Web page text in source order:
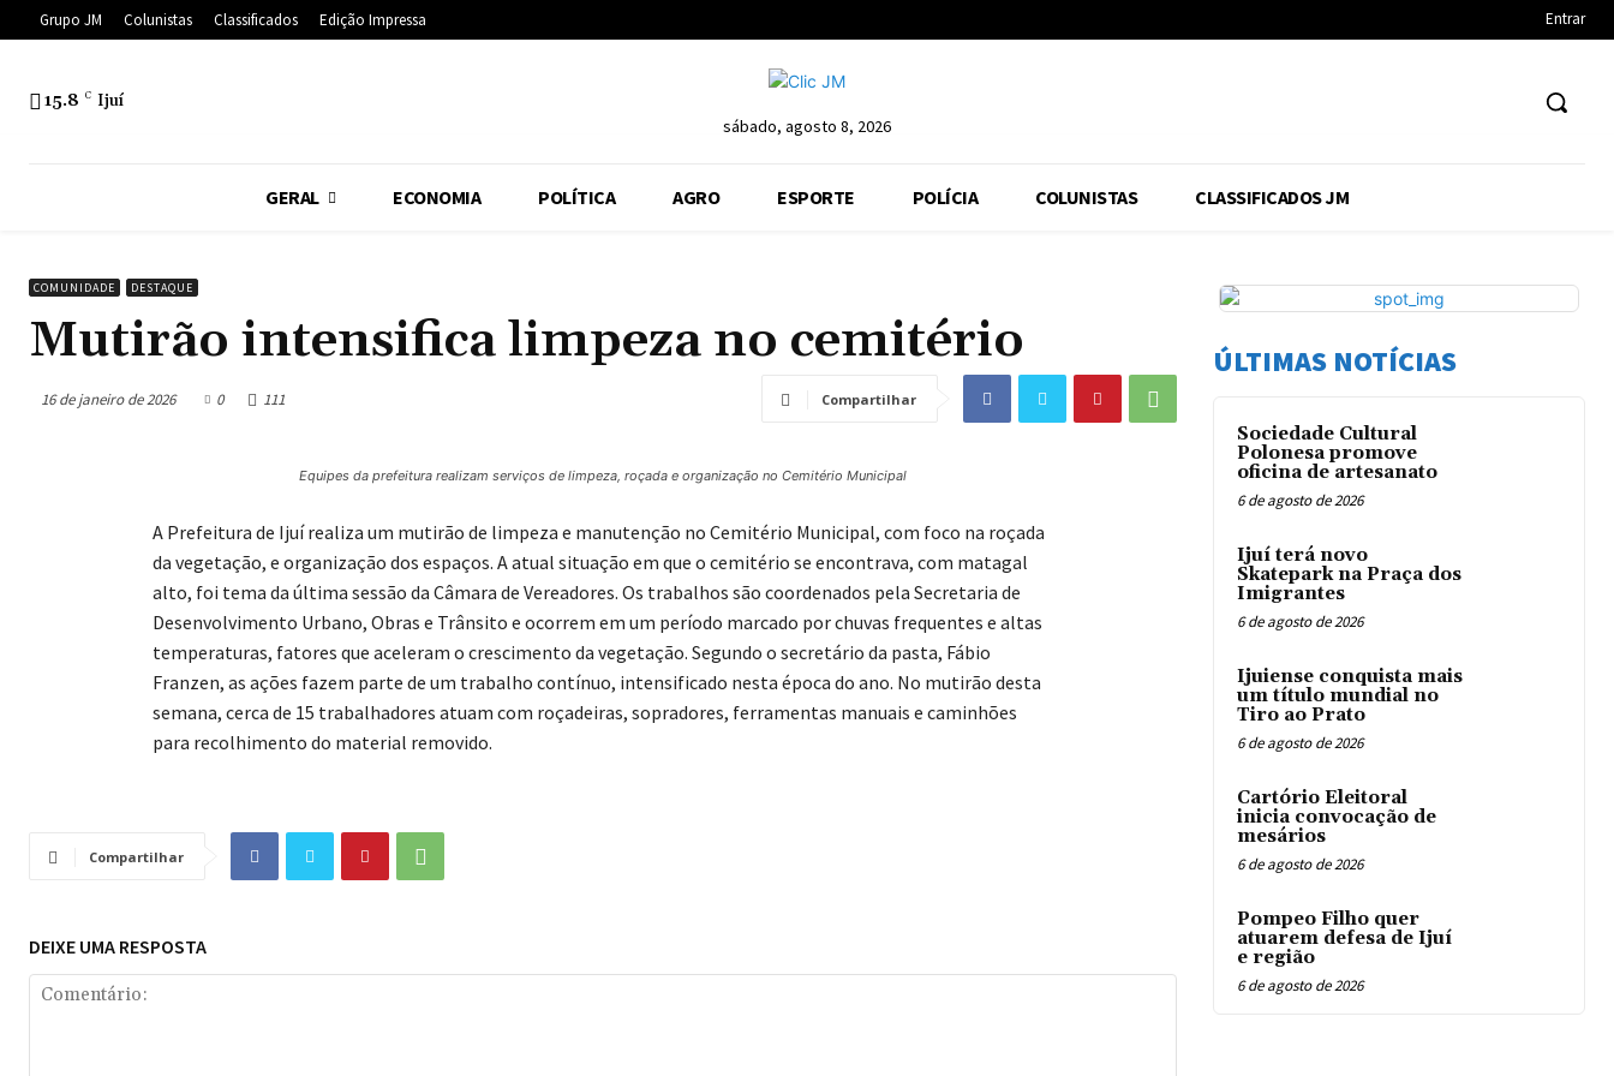
Grupo JM Colunistas Classificados Edição Impressa Entrar
15.8 C Ijuí
sábado, agosto 8, 2026
GERAL ECONOMIA POLÍTICA AGRO ESPORTE POLÍCIA COLUNISTAS CLASSIFICADOS JM
COMUNIDADE DESTAQUE
Mutirão intensifica limpeza no cemitério
16 de janeiro de 2026 0 111 Compartilhar
Equipes da prefeitura realizam serviços de limpeza, roçada e organização no Cemitério Municipal
A Prefeitura de Ijuí realiza um mutirão de limpeza e manutenção no Cemitério Municipal, com foco na roçada
da vegetação, e organização dos espaços. A atual situação em que o cemitério se encontrava, com matagal
alto, foi tema da última sessão da Câmara de Vereadores. Os trabalhos são coordenados pela Secretaria de
Desenvolvimento Urbano, Obras e Trânsito e ocorrem em um período marcado por chuvas frequentes e altas
temperaturas, fatores que aceleram o crescimento da vegetação. Segundo o secretário da pasta, Fábio
Franzen, as ações fazem parte de um trabalho contínuo, intensificado nesta época do ano. No mutirão desta
semana, cerca de 15 trabalhadores atuam com roçadeiras, sopradores, ferramentas manuais e caminhões
para recolhimento do material removido.
Compartilhar
DEIXE UMA RESPOSTA
ÚLTIMAS NOTÍCIAS
Sociedade Cultural
Polonesa promove
oficina de artesanato
6 de agosto de 2026
Ijuí terá novo
Skatepark na Praça dos
Imigrantes
6 de agosto de 2026
Ijuiense conquista mais
um título mundial no
Tiro ao Prato
6 de agosto de 2026
Cartório Eleitoral
inicia convocação de
mesários
6 de agosto de 2026
Pompeo Filho quer
atuarem defesa de Ijuí
e região
6 de agosto de 2026